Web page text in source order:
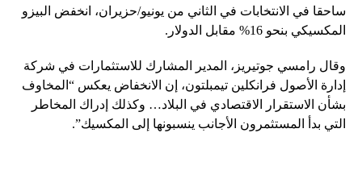
ساحقا في الانتخابات في الثاني من يونيو/حزيران، انخفض البيزو
المكسيكي بنحو 16% مقابل الدولار.
وقال رامسي جوتيريز، المدير المشارك للاستثمارات في شركة
إدارة الأصول فرانكلين تيمبلتون، إن الانخفاض يعكس “المخاوف
بشأن الاستقرار الاقتصادي في البلاد… وكذلك إدراك المخاطر
التي بدأ المستثمرون الأجانب ينسبونها إلى المكسيك”.